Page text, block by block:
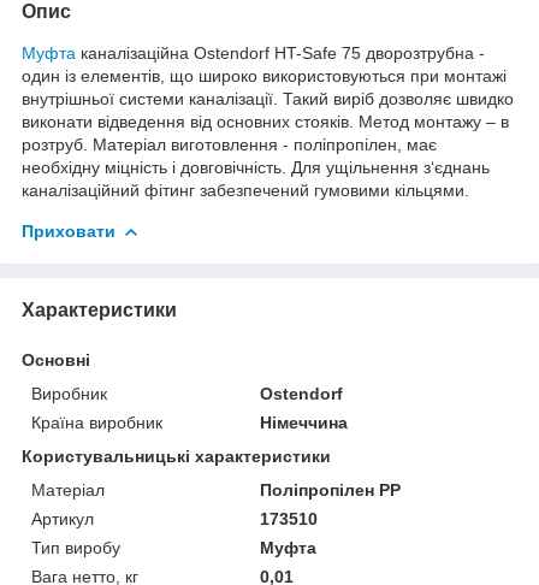
Опис
Муфта каналізаційна Ostendorf HT-Safe 75 дворозтрубна -
один із елементів, що широко використовуються при монтажі
внутрішньої системи каналізації. Такий виріб дозволяє швидко
виконати відведення від основних стояків. Метод монтажу – в
розтруб. Матеріал виготовлення - поліпропілен, має
необхідну міцність і довговічність. Для ущільнення з‘єднань
каналізаційний фітинг забезпечений гумовими кільцями.
Приховати
Характеристики
Основні
Виробник
Ostendorf
Країна виробник
Німеччина
Користувальницькі характеристики
Матеріал
Поліпропілен PP
Артикул
173510
Тип виробу
Муфта
Вага нетто, кг
0,01